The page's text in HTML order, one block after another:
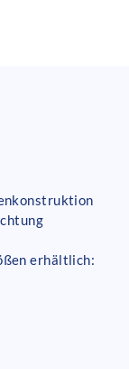
erhältlich: